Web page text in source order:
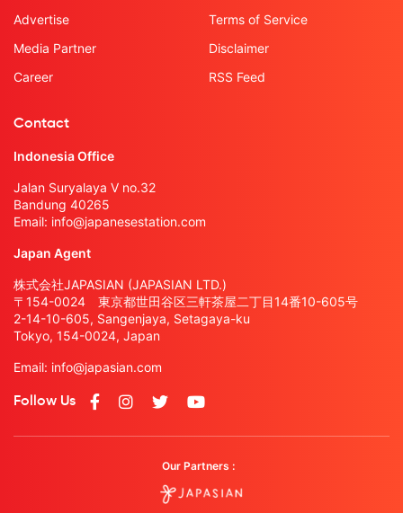
Advertise
Media Partner
Career
Terms of Service
Disclaimer
RSS Feed
Contact
Indonesia Office
Jalan Suryalaya V no.32
Bandung 40265
Email: info@japanesestation.com
Japan Agent
株式会社JAPASIAN (JAPASIAN LTD.)
〒154-0024 東京都世田谷区三軒茶屋二丁目14番10-605号
2-14-10-605, Sangenjaya, Setagaya-ku
Tokyo, 154-0024, Japan
Email: info@japasian.com
Follow Us
Our Partners :